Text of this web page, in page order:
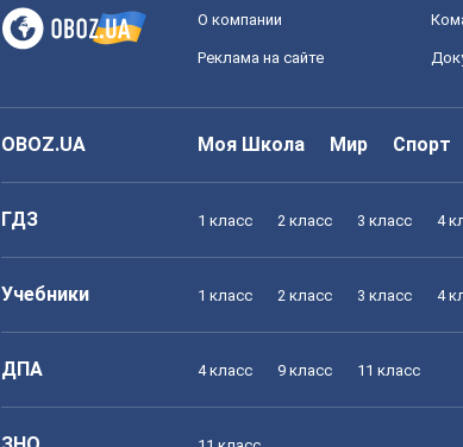
О компании
Реклама на сайте
OBOZ.UA Моя Школа Мир Спорт
ГДЗ 1 класс 2 класс 3 класс 4
Учебники 1 класс 2 класс 3 класс 4
ДПА 4 класс 9 класс 11 класс